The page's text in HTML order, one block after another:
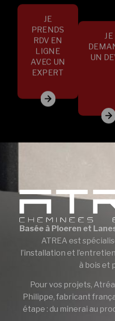
JE
PRENDS
RDV EN
LIGNE
AVEC UN
EXPERT
JE
UN
Basée à Ploeren et
ATREA est
l’installation et
à bois et
Pour vos projets,
Philippe, fabricant
étape : du minerai au